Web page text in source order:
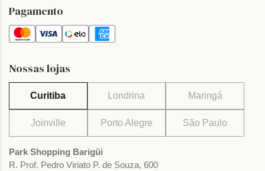
Pagamento
Nossas lojas
Curitiba Londrina Maringá
Joinville Porto Alegre São Paulo
Park Shopping Barigüi
R. Prof. Pedro Viriato P. de Souza, 600